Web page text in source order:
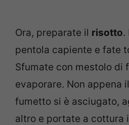
Ora, preparate il risotto.
pentola capiente e fate
Sfumate con mestolo di
evaporare. Non appena
fumetto si è asciugato,
altro e portate a cottura